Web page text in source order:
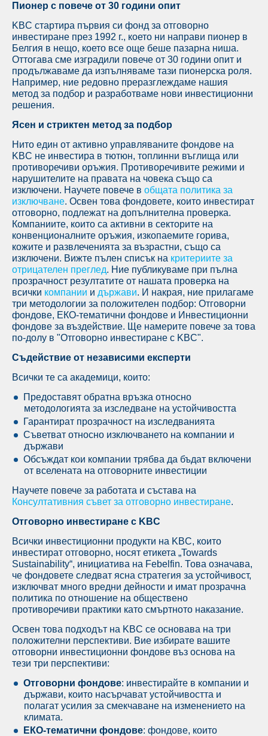
Пионер с повече от 30 години опит
KBC стартира първия си фонд за отговорно
инвестиране през 1992 г., което ни направи пионер в
Белгия в нещо, което все още беше пазарна ниша.
Оттогава сме изградили повече от 30 години опит и
продължаваме да изпълняваме тази пионерска роля.
Например, ние редовно преразглеждаме нашия
метод за подбор и разработваме нови инвестиционни
решения.
Ясен и стриктен метод за подбор
Нито един от активно управляваните фондове на
KBC не инвестира в тютюн, топлинни въглища или
противоречиви оръжия. Противоречивите режими и
нарушителите на правата на човека също са
изключени. Научете повече в общата политика за
изключване. Освен това фондовете, които инвестират
отговорно, подлежат на допълнителна проверка.
Компаниите, които са активни в секторите на
конвенционалните оръжия, изкопаемите горива,
кожите и развлеченията за възрастни, също са
изключени. Вижте пълен списък на критериите за
отрицателен преглед. Ние публикуваме при пълна
прозрачност резултатите от нашата проверка на
всички компании и държави. И накрая, ние прилагаме
три методологии за положителен подбор: Отговорни
фондове, ЕКО-тематични фондове и Инвестиционни
фондове за въздействие. Ще намерите повече за това
по-долу в "Отговорно инвестиране с KBC".
Съдействие от независими експерти
Всички те са академици, които:
Предоставят обратна връзка относно
методологията за изследване на устойчивостта
Гарантират прозрачност на изследванията
Съветват относно изключването на компании и
държави
Обсъждат кои компании трябва да бъдат включени
от вселената на отговорните инвестиции
Научете повече за работата и състава на
Консултативния съвет за отговорно инвестиране.
Отговорно инвестиране с KBC
Всички инвестиционни продукти на KBC, които
инвестират отговорно, носят етикета „Towards
Sustainability“, инициатива на Febelfin. Това означава,
че фондовете следват ясна стратегия за устойчивост,
изключват много вредни дейности и имат прозрачна
политика по отношение на обществено
противоречиви практики като смъртното наказание.
Освен това подходът на KBC се основава на три
положителни перспективи. Вие избирате вашите
отговорни инвестиционни фондове въз основа на
тези три перспективи:
Отговорни фондове: инвестирайте в компании и
държави, които насърчават устойчивостта и
полагат усилия за смекчаване на изменението на
климата.
ЕКО-тематични фондове: фондове, които